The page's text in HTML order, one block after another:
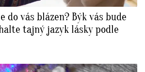
do vás blázen? Býk vás bude
tajný jazyk lásky podle